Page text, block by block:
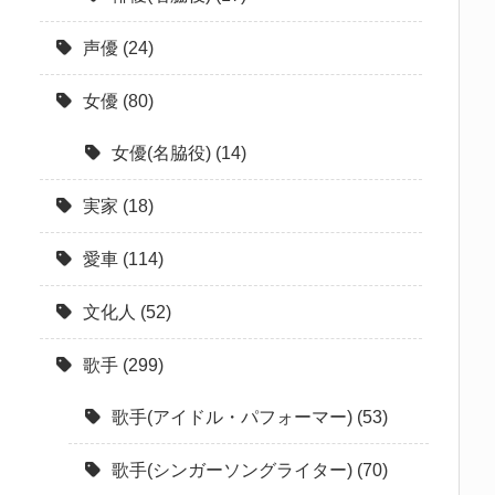
声優 (24)
女優 (80)
女優(名脇役) (14)
実家 (18)
愛車 (114)
文化人 (52)
歌手 (299)
歌手(アイドル・パフォーマー) (53)
歌手(シンガーソングライター) (70)